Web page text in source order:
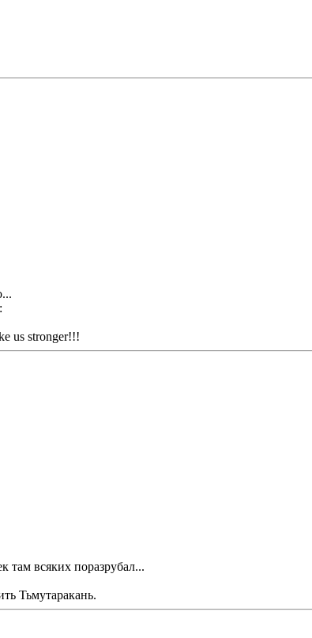
us stronger!!!
всяких поразрубал...
Тьмутаракань.